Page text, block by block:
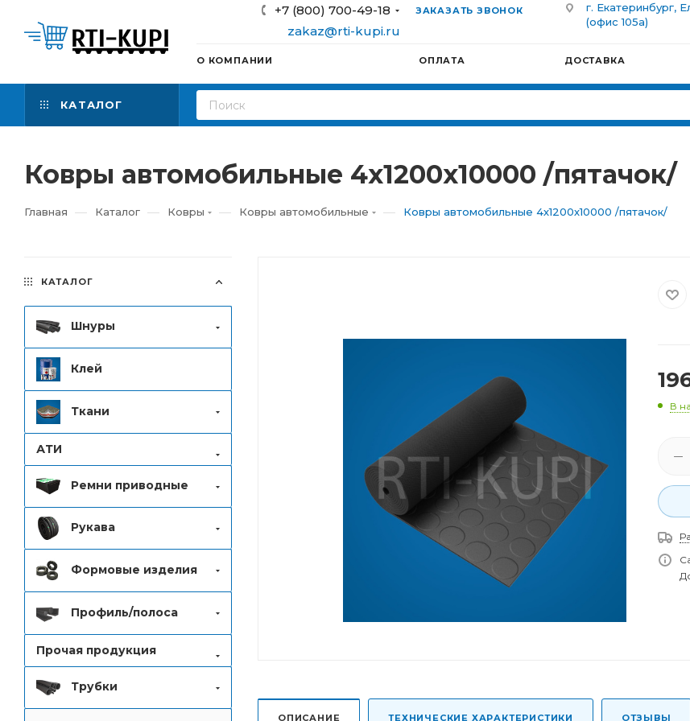
+7 (800) 700-49-18 ЗАКАЗАТЬ ЗВОНОК
zakaz@rti-kupi.ru
г. Екатеринбург,
(офис 105а)
О КОМПАНИИ ОПЛАТА ДОСТАВКА
КАТАЛОГ
Ковры автомобильные 4х1200х10000 /пятачок/
Главная — Каталог — Ковры — Ковры автомобильные — Ковры автомобильные 4х1200х10000 /пятачок/
В
ОПИСАНИЕ ТЕХНИЧЕСКИЕ ХАРАКТЕРИСТИКИ ОТЗЫВЫ
КАТАЛОГ
Шнуры
Клей
Ткани
АТИ
Ремни приводные
Рукава
Формовые изделия
Профиль/полоса
Прочая продукция
Трубки